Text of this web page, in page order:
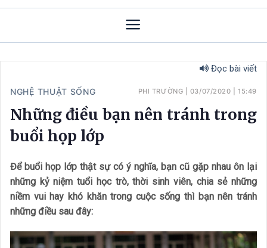
Đọc bài viết
NGHỆ THUẬT SỐNG PHI TRƯỜNG 03/07/2020 |15:49
Những điều bạn nên tránh trong
buổi họp lớp
Để buổi họp lớp thật sự có ý nghĩa, bạn cũ gặp nhau ôn lại
những kỷ niệm tuổi học trò, thời sinh viên, chia sẻ những
niềm vui hay khó khăn trong cuộc sống thì bạn nên tránh
những điều sau đây: